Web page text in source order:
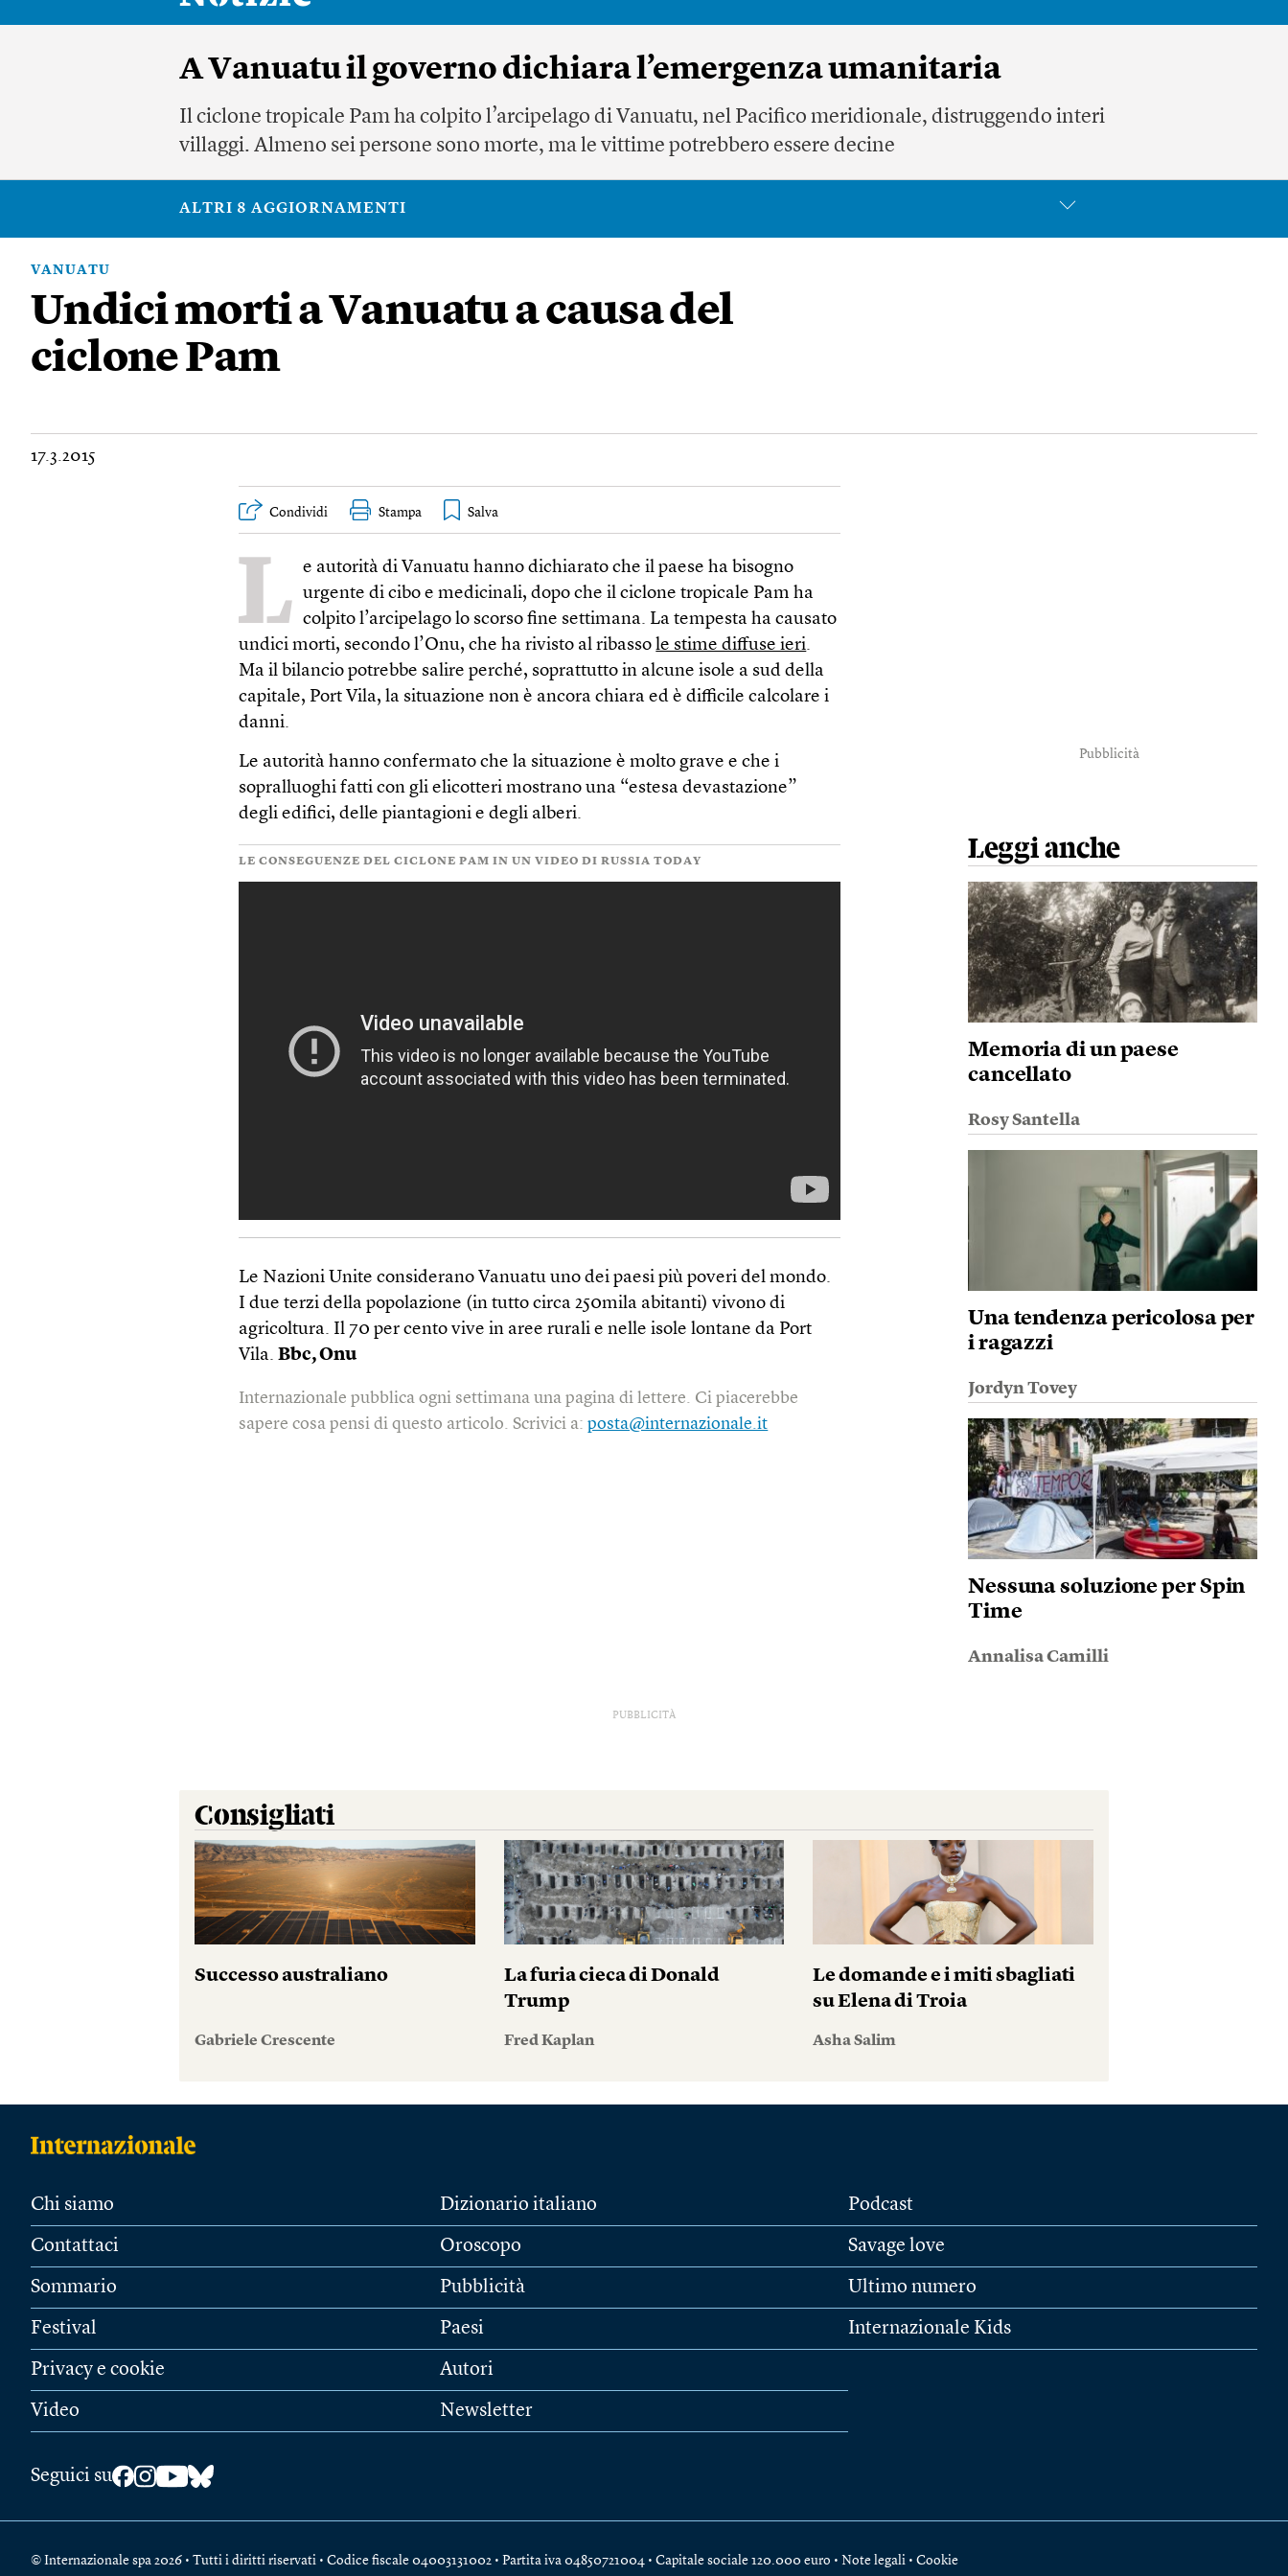
A Vanuatu il governo dichiara l’emergenza umanitaria
Il ciclone tropicale Pam ha colpito l’arcipelago di Vanuatu, nel Pacifico meridionale, distruggendo interi
villaggi. Almeno sei persone sono morte, ma le vittime potrebbero essere decine
ALTRI 8 AGGIORNAMENTI
VANUATU
Undici morti a Vanuatu a causa del
ciclone Pam
17.3.2015
Condividi Stampa
L e autorità di Vanuatu hanno dichiarato che il paese ha bisogno
urgente di cibo e medicinali, dopo che il ciclone tropicale Pam ha
colpito l’arcipelago lo scorso fine settimana. La tempesta ha causato
undici morti, secondo l’Onu, che ha rivisto al ribassole stime diffuse ieri.
Ma il bilancio potrebbe salire perché, soprattutto in alcune isole a sud della
capitale, Port Vila, la situazione non è ancora chiara ed è difficile calcolare i
danni.
Le autorità hanno confermato che la situazione è molto grave e che i
sopralluoghi fatti con gli elicotteri mostrano una “estesa devastazione”
degli edifici, delle piantagioni e degli alberi.
LE CONSEGUENZE DEL CICLONE PAM IN UN VIDEO DI RUSSIA TODAY
Le Nazioni Unite considerano Vanuatu uno dei paesi più poveri del mondo.
I due terzi della popolazione (in tutto circa 250mila abitanti) vivono di
agricoltura. Il 70 per cento vive in aree rurali e nelle isole lontane da Port
Vila.Bbc, Onu
Internazionale pubblica ogni settimana una pagina di lettere. Ci piacerebbe
sapere cosa pensi di questo articolo. Scrivici a:posta@internazionale.it
Pubblicità
Leggi anche
Memoria di un paese
cancellato
Rosy Santella
Una tendenza pericolosa per
i ragazzi
Jordyn Tovey
Nessuna soluzione per Spin
Time
Annalisa Camilli
PUBBLICITÀ
Consigliati
Successo australiano
Gabriele Crescente
La furia cieca di Donald
Trump
Fred Kaplan
Le domande e i miti sbagliati
su Elena di Troia
Asha Salim
Chi siamo
Contattaci
Sommario
Festival
Privacy e cookie
Video
Dizionario italiano
Oroscopo
Pubblicità
Paesi
Autori
Newsletter
Podcast
Savage love
Ultimo numero
Internazionale Kids
Seguici su
© Internazionale spa 2026 • Tutti i diritti riservati • Codice fiscale 04003131002 • Partita iva 04850721004 • Capitale sociale 120.000 euro • Note legali • Cookie